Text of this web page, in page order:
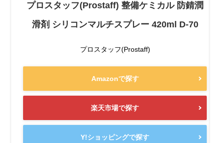
プロスタッフ(Prostaff) 整備ケミカル 防錆潤
滑剤 シリコンマルチスプレー 420ml D-70
プロスタッフ(Prostaff)
Amazonで探す
楽天市場で探す
Y!ショッピングで探す